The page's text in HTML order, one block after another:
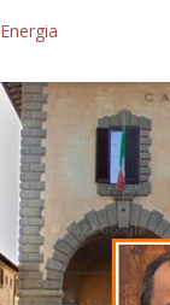
Energia